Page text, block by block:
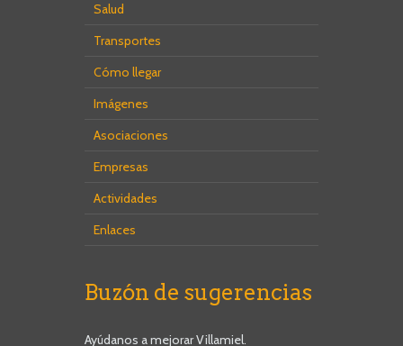
Salud
Transportes
Cómo llegar
Imágenes
Asociaciones
Empresas
Actividades
Enlaces
Buzón de sugerencias
Ayúdanos a mejorar Villamiel.